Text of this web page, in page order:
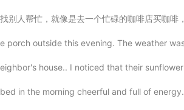
of the family
个忙碌的咖啡店买咖啡，进店就先取号排队，等一会，因为没有人在你这儿一进
porch outside this evening. The weather
house.. I noticed that their
in the morning cheerful and full of